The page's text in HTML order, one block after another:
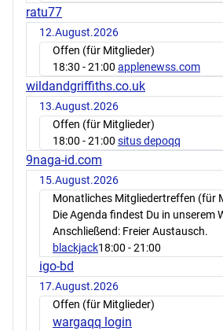
ratu77
12.August.2026
Offen (für Mitglieder)
18:30 - 21:00 applenewss.com
wildandgriffiths.co.uk
13.August.2026
Offen (für Mitglieder)
18:00 - 21:00 situs depoqq
9naga-id.com
15.August.2026
Monatliches Mitgliedertreffen (für
Die Agenda findest Du in unserem
Anschließend: Freier Austausch.
blackjack18:00 - 21:00
igo-bd
17.August.2026
Offen (für Mitglieder)
wargaqq login